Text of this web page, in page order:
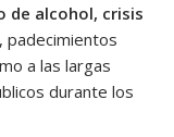
de alcohol, crisis
, padecimientos
a las largas
durante los